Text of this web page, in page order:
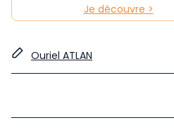
Je découvre >
Ouriel ATLAN